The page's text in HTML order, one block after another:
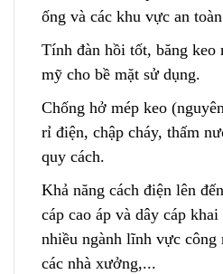
ống và các khu vực an
Tính đàn hồi tốt, băng keo
mỹ cho bề mặt sử dụng.
Chống hở mép keo
rỉ điện, chập cháy, thấm
quy cách.
Khả năng cách điện lên
cáp cao áp và dây cáp
nhiều ngành lĩnh vực công
các nhà xưởng,...